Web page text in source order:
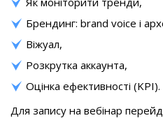
Брендинг: brand voice і
Віжуал,
Розкрутка аккаунта,
Оцінка ефективності (KPI).
Для запису на вебінар